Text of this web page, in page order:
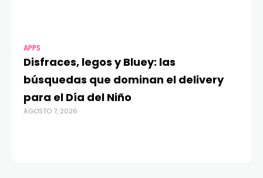
APPS
Disfraces, legos y Bluey: las
búsquedas que dominan el delivery
para el Día del Niño
AGOSTO 7, 2026